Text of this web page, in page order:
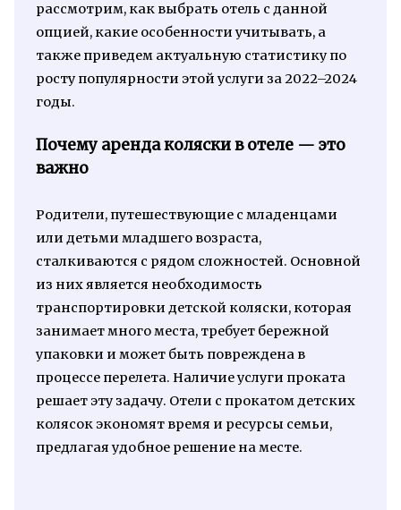
рассмотрим, как выбрать отель с данной
опцией, какие особенности учитывать, а
также приведем актуальную статистику по
росту популярности этой услуги за 2022–2024
годы.
Почему аренда коляски в отеле — это
важно
Родители, путешествующие с младенцами
или детьми младшего возраста,
сталкиваются с рядом сложностей. Основной
из них является необходимость
транспортировки детской коляски, которая
занимает много места, требует бережной
упаковки и может быть повреждена в
процессе перелета. Наличие услуги проката
решает эту задачу. Отели с прокатом детских
колясок экономят время и ресурсы семьи,
предлагая удобное решение на месте.